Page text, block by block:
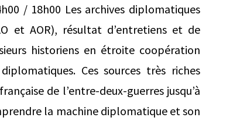
/ 18h00 Les archives diplomatiques
et AOR), résultat d’entretiens et de
historiens en étroite coopération
Ces sources très riches
de l’entre-deux-guerres jusqu’à
la machine diplomatique et son